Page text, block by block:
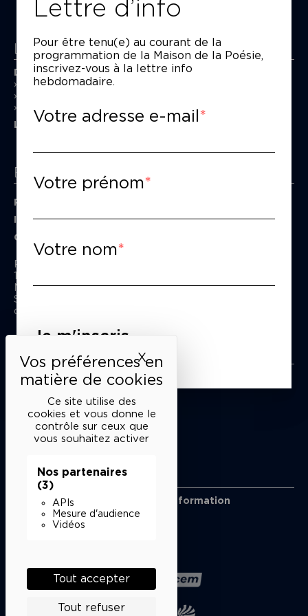
Ce site utilise des
cookies et vous donne le
contrôle sur ceux que
vous souhaitez activer
Nos partenaires
(3)
APIs
Mesure d'audience
Vidéos
Tout accepter
Tout refuser
XMasquer le bandeau des
La Maison de la Poésie
Découvrir
En photos
L’équipe
Espace pro
Privatiser une salle
Informations techniques
Contact presse
Passage Moliėre
157, rue Saint-Martin - 75003 Paris
M° Rambuteau - RER Les Halles
Standard tél : 01 44 54 53 00
du mardi au samedi de 15h à 18h
Liens utiles
Mentions légales
Conditions générales de vente
Cookies
Restons en lien
Inscrivez-vous à notre lettre d’information
Suivez-nous sur les réseaux
Lettre d’info
Pour être tenu(e) au courant de la
programmation de la Maison de la Poésie,
inscrivez-vous à la lettre info
hebdomadaire.
Votre adresse e-mail
Votre prénom
Votre nom
Je m'inscris